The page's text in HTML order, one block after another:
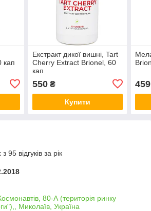
кап
Екстракт дикої вишні, Tart
Cherry Extract Brionel, 60
кап
550₴
Купити
459
95 відгуків за рік
80-А (територія ринку
Миколаїв, Україна